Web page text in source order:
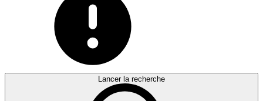
Lancer la recherche